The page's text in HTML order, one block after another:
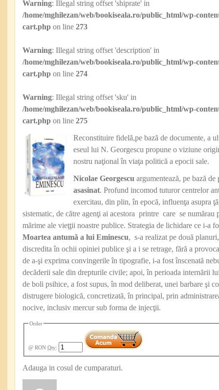
Warning: Illegal string offset 'shiprate' in
/home/mghilezan/web/bookiseala.ro/public_html/wp-
cart.php on line 273
Warning: Illegal string offset 'description' in
/home/mghilezan/web/bookiseala.ro/public_html/wp-
cart.php on line 274
Warning: Illegal string offset 'sku' in
/home/mghilezan/web/bookiseala.ro/public_html/wp-
cart.php on line 275
Reconstituire fidelă,pe bază de documente, a
eseul lui N. Georgescu propune o viziune
nostru naţional în viaţa politică a epocii sale.
Nicolae Georgescu argumentează, pe bază de
asasinat. Profund incomod tuturor centrelor
exercitau, din plin, în epocă, influenţa asupra
sistematic, de către agenţi ai acestora printre care se numărau
mărime ale vieţţii noastre publice. Strategia de lichidare ce i-a
Moartea antumă a lui Eminescu, s-a realizat pe două
discredita în ochii opiniei publice şi a i se retrage, fără a
de a-şi exprima convingerile în tipografie, i-a fost înscenată
decăderii sale din drepturile civile; apoi, în perioada internării
de boli psihice, a fost supus, în mod deliberat, unei barbare şi
distrugere biologică, concretizată, în principal, prin
nocive, inclusiv mercur sub forma de injecţii.
Order
@ RON Qty:
Adauga in cosul de cumparaturi.